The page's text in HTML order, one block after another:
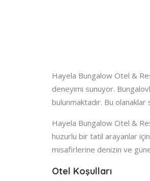
Hayela Bungalow Otel &
deneyimi sunuyor.
bulunmaktadır. Bu
Hayela Bungalow Otel &
huzurlu bir tatil arayanlar
misafirlerine denizin ve
Otel Koşulları